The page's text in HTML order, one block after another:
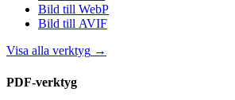
Bild till WebP
Bild till AVIF
Visa alla verktyg →
PDF-verktyg